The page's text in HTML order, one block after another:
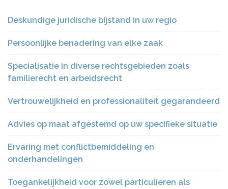
Deskundige juridische bijstand in uw regio
Persoonlijke benadering van elke zaak
Specialisatie in diverse rechtsgebieden zoals
familierecht en arbeidsrecht
Vertrouwelijkheid en professionaliteit gegarandeerd
Advies op maat afgestemd op uw specifieke situatie
Ervaring met conflictbemiddeling en
onderhandelingen
Toegankelijkheid voor zowel particulieren als